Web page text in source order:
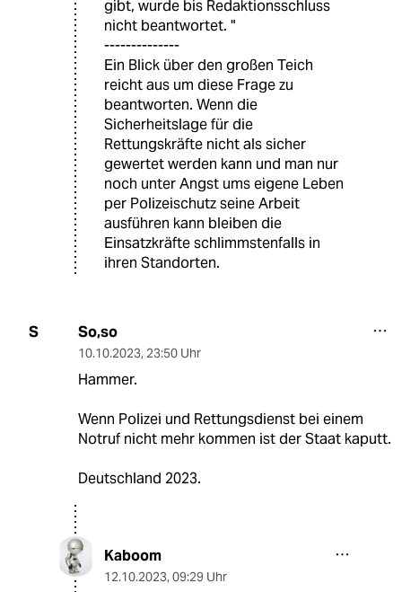
gibt, wurde bis Redaktionsschluss
nicht beantwortet. "
--------------
Ein Blick über den großen Teich
reicht aus um diese Frage zu
beantworten. Wenn die
Sicherheitslage für die
Rettungskräfte nicht als sicher
gewertet werden kann und man nur
noch unter Angst ums eigene Leben
per Polizeischutz seine Arbeit
ausführen kann bleiben die
Einsatzkräfte schlimmstenfalls in
ihren Standorten.
S So,so
10.10.2023, 23:50 Uhr
Hammer.
Wenn Polizei und Rettungsdienst bei einem
Notruf nicht mehr kommen ist der Staat kaputt.
Deutschland 2023.
Kaboom
12.10.2023, 09:29 Uhr